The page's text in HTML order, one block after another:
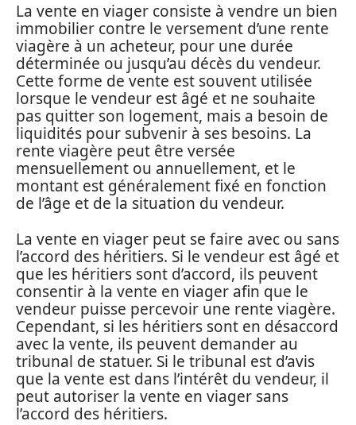
La vente en viager consiste à vendre un bien
immobilier contre le versement d’une rente
viagère à un acheteur, pour une durée
déterminée ou jusqu’au décès du vendeur.
Cette forme de vente est souvent utilisée
lorsque le vendeur est âgé et ne souhaite
pas quitter son logement, mais a besoin de
liquidités pour subvenir à ses besoins. La
rente viagère peut être versée
mensuellement ou annuellement, et le
montant est généralement fixé en fonction
de l’âge et de la situation du vendeur.
La vente en viager peut se faire avec ou sans
l’accord des héritiers. Si le vendeur est âgé et
que les héritiers sont d’accord, ils peuvent
consentir à la vente en viager afin que le
vendeur puisse percevoir une rente viagère.
Cependant, si les héritiers sont en désaccord
avec la vente, ils peuvent demander au
tribunal de statuer. Si le tribunal est d’avis
que la vente est dans l’intérêt du vendeur, il
peut autoriser la vente en viager sans
l’accord des héritiers.